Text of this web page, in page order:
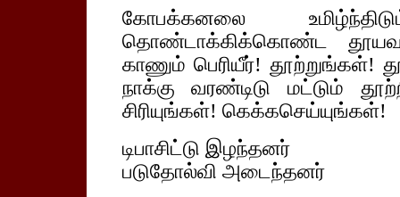
கோபக்கனலை
தொண்டாக்கிக்கொண்ட
காணும் பெரியீர்! தூற்றுங்கள்!
நாக்கு வரண்டிடு மட்டும்
சிரியுங்கள்! கெக்கசெய்யுங்கள்!
டிபாசிட்டு இழந்தனர்
படுதோல்வி அடைந்தனர்